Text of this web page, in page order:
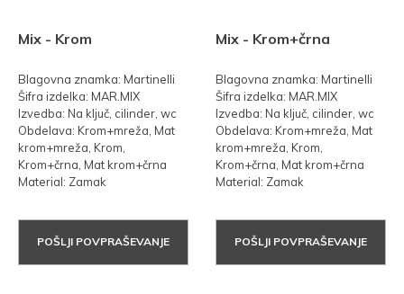
Mix - Krom
Blagovna znamka: Martinelli
Šifra izdelka: MAR.MIX
Izvedba: Na ključ, cilinder, wc
Obdelava: Krom+mreža, Mat
krom+mreža, Krom,
Krom+črna, Mat krom+črna
Material: Zamak
POŠLJI POVPRAŠEVANJE
Mix - Krom+črna
Blagovna znamka: Martinelli
Šifra izdelka: MAR.MIX
Izvedba: Na ključ, cilinder, wc
Obdelava: Krom+mreža, Mat
krom+mreža, Krom,
Krom+črna, Mat krom+črna
Material: Zamak
POŠLJI POVPRAŠEVANJE